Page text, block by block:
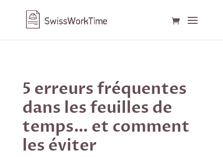
5 erreurs fréquentes
dans les feuilles de
temps… et comment
les éviter